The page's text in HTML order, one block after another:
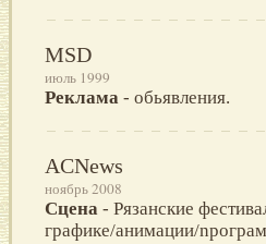
MSD
июль 1999
Реклама - обьявления.
ACNews
ноябрь 2008
Сцена - Pязанскиe
графикe/анимации/